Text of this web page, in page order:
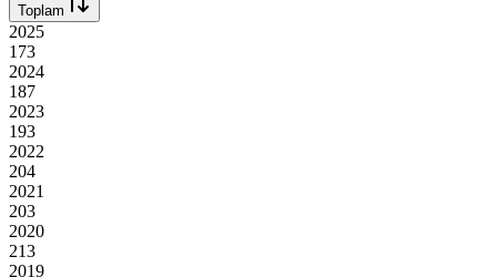
Toplam
2025
173
2024
187
2023
193
2022
204
2021
203
2020
213
2019